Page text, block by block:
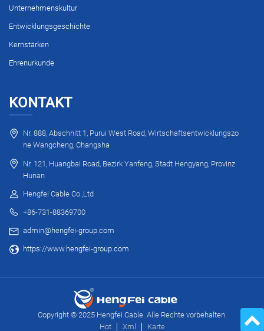
Unternehmenskultur
Entwicklungsgeschichte
Kernstärken
Ehrenurkunde
KONTAKT
Nr. 888, Abschnitt 1, Purui West Road, Wirtschaftsentwicklungszo
ne Wangcheng, Changsha
Nr. 121, Huangbai Road, Bezirk Yanfeng, Stadt Hengyang, Provinz
Hunan
Hengfei Cable Co.,Ltd
+86-731-88369700
admin@hengfei-group.com
https://www.hengfei-group.com
Copyright © 2025 Hengfei Cable. Alle Rechte vorbehalten.
Hot
Xml Karte